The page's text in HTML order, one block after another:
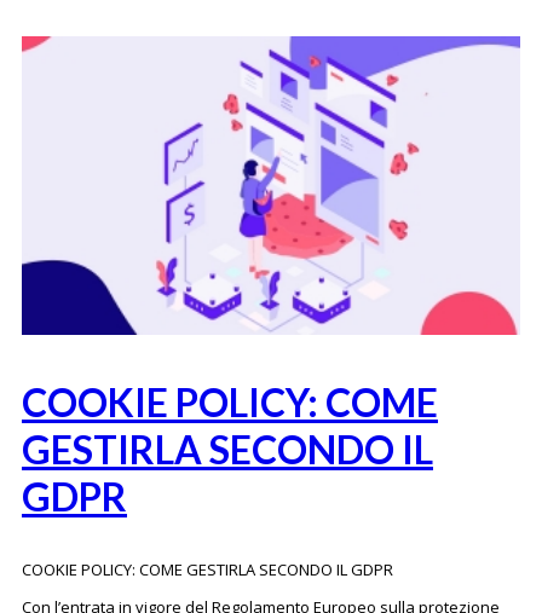
COOKIE POLICY: COME
GESTIRLA SECONDO IL
GDPR
COOKIE POLICY: COME GESTIRLA SECONDO IL GDPR
Con l’entrata in vigore del Regolamento Europeo sulla protezione